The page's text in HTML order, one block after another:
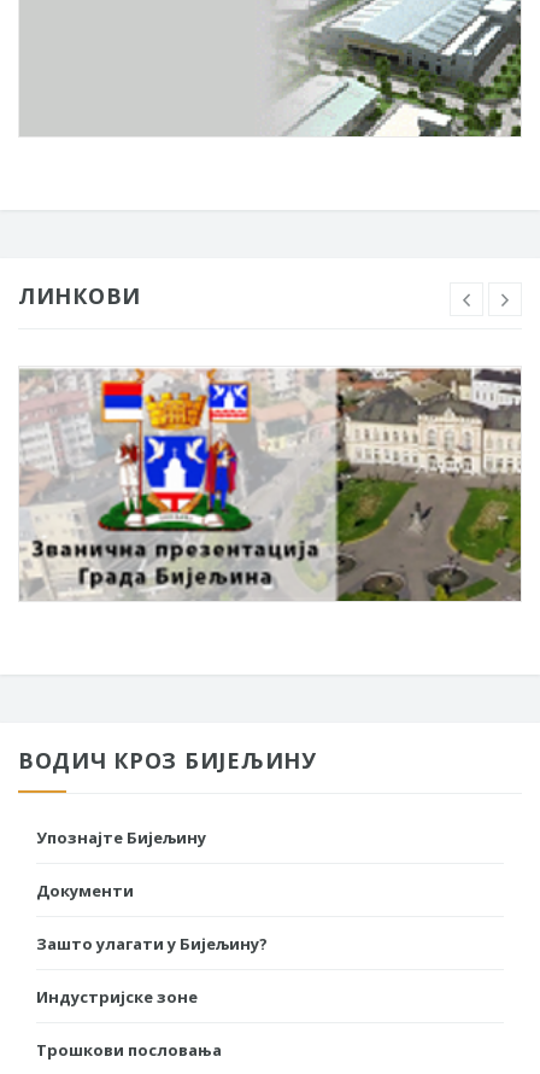
ЛИНКОВИ
ВОДИЧ КРОЗ БИЈЕЉИНУ
Упознајте Бијељину
Документи
Зашто улагати у Бијељину?
Индустријске зоне
Трошкови пословања